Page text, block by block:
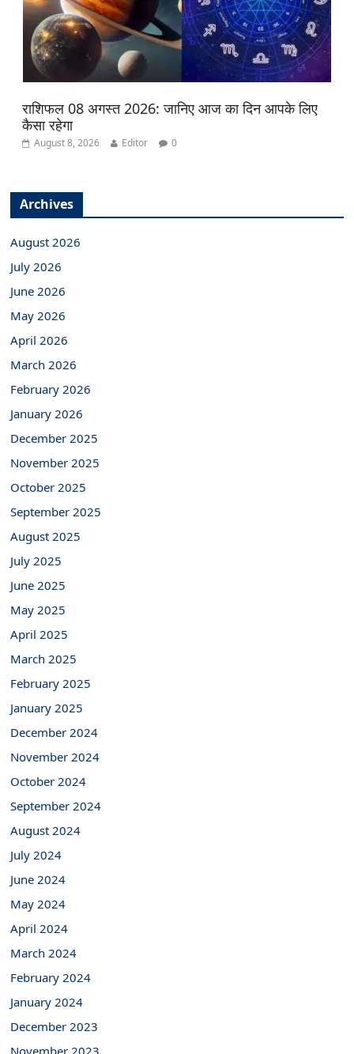
राशिफल 08 अगस्त 2026: जानिए आज का दिन आपके लिए
कैसा रहेगा
August 8, 2026 Editor 0
Archives
August 2026
July 2026
June 2026
May 2026
April 2026
March 2026
February 2026
January 2026
December 2025
November 2025
October 2025
September 2025
August 2025
July 2025
June 2025
May 2025
April 2025
March 2025
February 2025
January 2025
December 2024
November 2024
October 2024
September 2024
August 2024
July 2024
June 2024
May 2024
April 2024
March 2024
February 2024
January 2024
December 2023
November 2023